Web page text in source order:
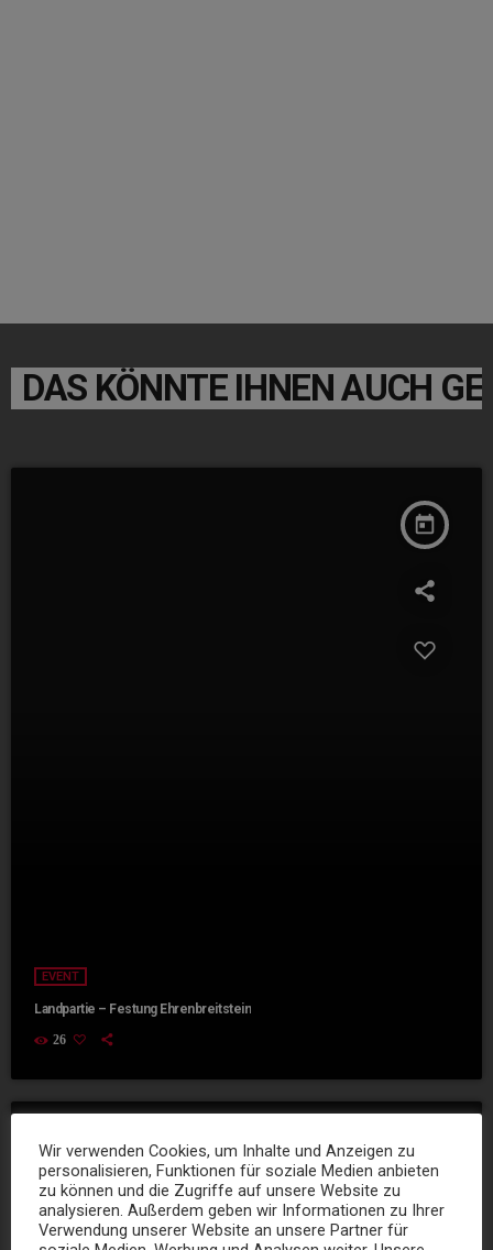
DAS KÖNNTE IHNEN AUCH
today
EVENT
Landpartie – Festung Ehrenbreitstein
26
today
Wir verwenden Cookies, um Inhalte und Anzeigen zu
personalisieren, Funktionen für soziale Medien anbieten
zu können und die Zugriffe auf unsere Website zu
analysieren. Außerdem geben wir Informationen zu Ihrer
Verwendung unserer Website an unsere Partner für